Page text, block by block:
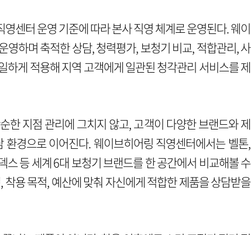
센터 운영 기준에 따라 본사 직영 체계로 운영된다. 웨이
영하며 축적한 상담, 청력평가, 보청기 비교, 적합관리, 사
하게 적용해 지역 고객에게 일관된 청각관리 서비스를 제
한 지점 관리에 그치지 않고, 고객이 다양한 브랜드와 제
경으로 이어진다. 웨이브히어링 직영센터에서는 벨톤,
스 등 세계 6대 보청기 브랜드를 한 공간에서 비교해볼 수
용 목적, 예산에 맞춰 자신에게 적합한 제품을 상담받을